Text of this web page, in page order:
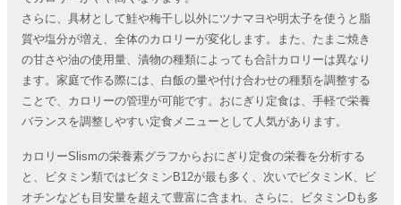
さらに、具材として鮭や梅干し以外にツナマヨや明太子を使うと脂
質や塩分が増え、全体のカロリーが変化します。また、たまご焼き
の甘さや油の使用量、漬物の種類によっても合計カロリーは異なり
ます。家庭で作る際には、白飯の量や付け合わせの種類を調整する
ことで、カロリーの管理が可能です。おにぎり定食は、手軽で栄養
バランスを調整しやすい定食メニューとして人気があります。
カロリーSlismの栄養素グラフからおにぎり定食の栄養を分析する
と、ビタミン類ではビタミンB12が最も多く、次いでビタミンK、ビ
オチンなども目安量を超えて豊富に含まれ、さらに、ビタミンDも多